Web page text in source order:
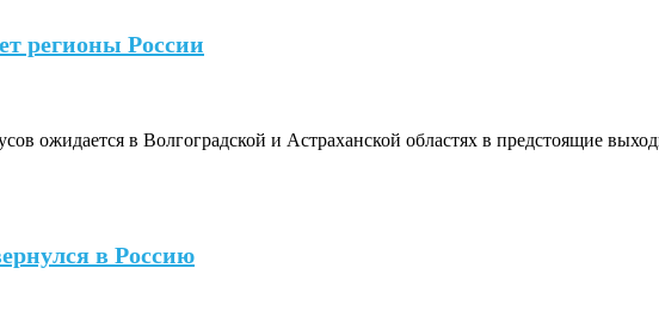
регионы России
ожидается в Волгоградской и Астраханской областях в предстоящие
в Россию